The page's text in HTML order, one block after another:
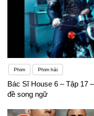
Phim Phim hài
Bác Sĩ House 6 – Tập 17
đề song ngữ